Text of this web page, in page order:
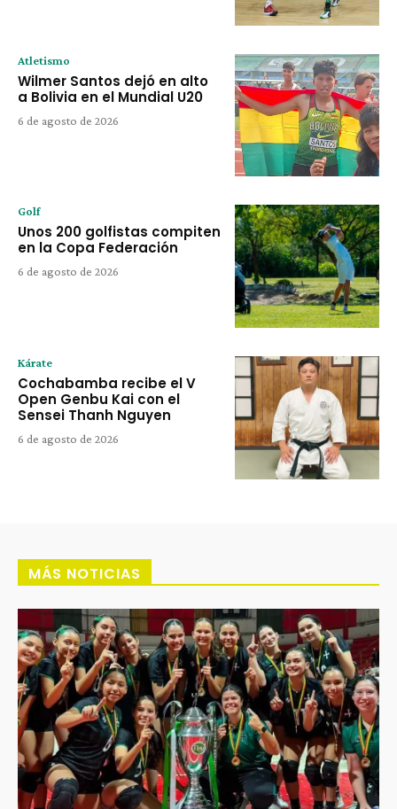
Atletismo
Wilmer Santos dejó en alto
a Bolivia en el Mundial U20
6 de agosto de 2026
Golf
Unos 200 golfistas compiten
en la Copa Federación
6 de agosto de 2026
Kárate
Cochabamba recibe el V
Open Genbu Kai con el
Sensei Thanh Nguyen
6 de agosto de 2026
MÁS NOTICIAS